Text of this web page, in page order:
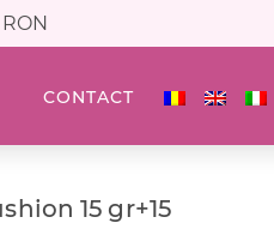
CONTACT
15 gr+15